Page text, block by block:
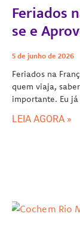
Feriados
se e
5 de junho de 2026
Feriados na
quem viaja,
importante. Eu já
LEIA AGORA »